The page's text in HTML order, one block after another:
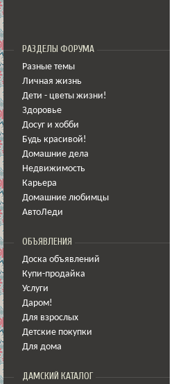
РАЗДЕЛЫ ФОРУМА
Разные темы
Личная жизнь
Дети - цветы жизни!
Здоровье
Досуг и хобби
Будь красивой!
Домашние дела
Недвижимость
Карьера
Домашние любимцы
АвтоЛеди
ОБЪЯВЛЕНИЯ
Доска объявлений
Купи-продайка
Услуги
Даром!
Для взрослых
Детские покупки
Для дома
ДАМСКИЙ КАТАЛОГ